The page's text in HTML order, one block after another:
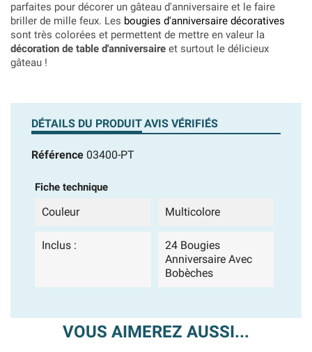
parfaites pour décorer un gâteau d'anniversaire et le faire
briller de mille feux. Les bougies d'anniversaire décoratives
sont très colorées et permettent de mettre en valeur la
décoration de table d'anniversaire et surtout le délicieux
gâteau !
DÉTAILS DU PRODUITAVIS VÉRIFIÉS
Référence 03400-PT
Fiche technique
Couleur Multicolore
Inclus :
24 Bougies
Anniversaire Avec
Bobèches
VOUS AIMEREZ AUSSI...